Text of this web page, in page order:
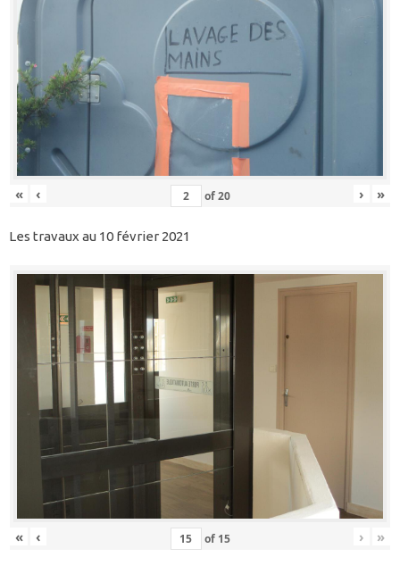
« ‹ of20 › »
Les travaux au 10 février 2021
« ‹ of 15 › »